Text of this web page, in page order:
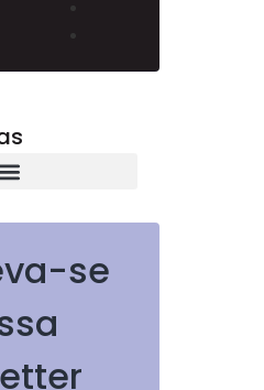
se